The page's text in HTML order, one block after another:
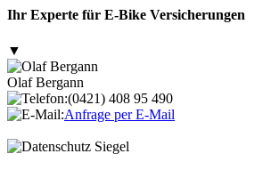
Ihr Experte für E-Bike Versicherungen
▼
Olaf Bergann
(0421) 408 95 490
Anfrage per E-Mail